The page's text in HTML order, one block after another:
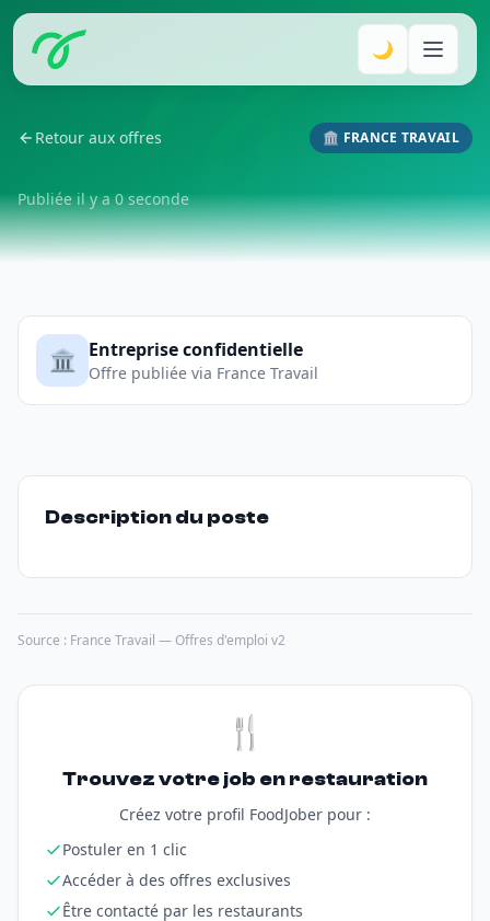
🌙
Retour aux offres 🏛️ FRANCE TRAVAIL
Publiée il y a 0 seconde
🏛️ Entreprise confidentielle
Offre publiée via France Travail
Description du poste
Source : France Travail — Offres d'emploi v2
🍴
Trouvez votre job en restauration
Créez votre profil FoodJober pour :
Postuler en 1 clic
Accéder à des offres exclusives
Être contacté par les restaurants